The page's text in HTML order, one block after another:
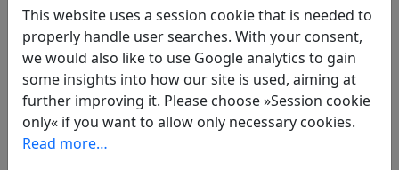
vom Strom
Display translation
in: Hundhausen, Vincenz.Chinesische Dichter
des dritten bis elften Jahrhunderts. In
deutscher Nachdichtung von Vincenz
Hundhausen. Eisenach: Erich Röth-Verlag,
1926. p. 86.
in: Hundhausen, Vincenz.
This website uses a session cookie that is needed to
properly handle user searches. With your consent,
we would also like to use Google analytics to gain
some insights into how our site is used, aiming at
further improving it. Please choose »Session cookie
only« if you want to allow only necessary cookies.
Read more…